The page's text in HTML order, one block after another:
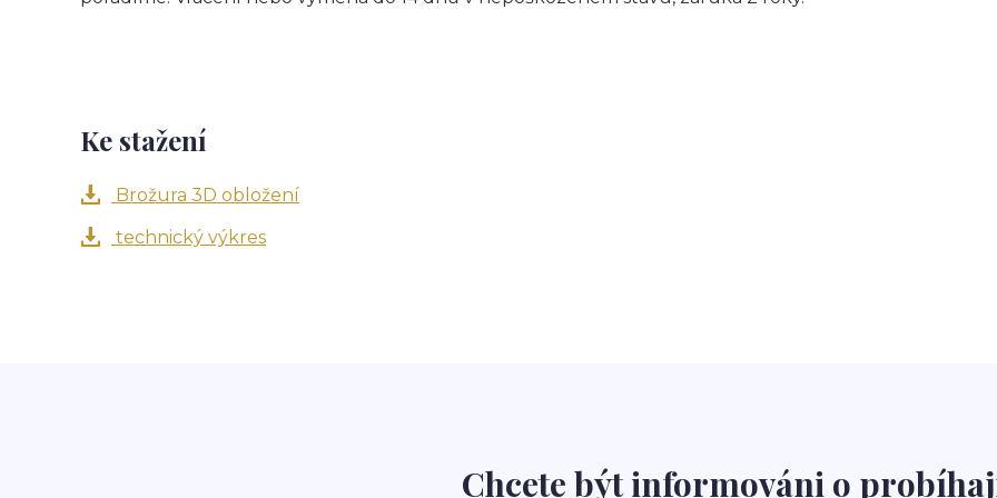
Ke stažení
Brožura 3D obložení
technický výkres
Chcete být informováni o